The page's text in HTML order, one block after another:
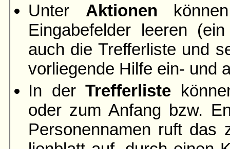
Unter Aktionen
Eingabefelder leeren
auch die Trefferliste und
vorliegende Hilfe ein- und
In derTrefferliste
oder zum Anfang bzw.
Personen­namen ruft das